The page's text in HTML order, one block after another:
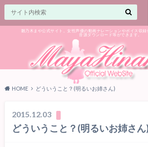
雛乃木まや公式サイト。女性声優の動画ナレーションやボイス収
音源ダウンロード等ができます。
HOME どういうこと？(明るいお姉さん)
2015.12.03
どういうこと？(明るいお姉さん